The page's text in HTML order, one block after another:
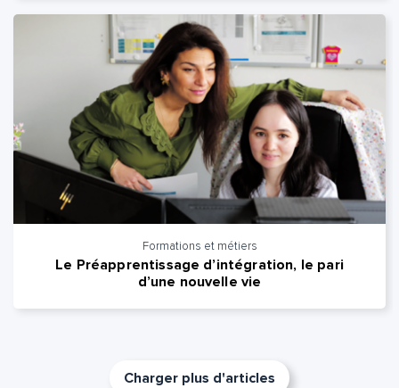
Formations et métiers
Le Préapprentissage d’intégration, le pari
d’une nouvelle vie
Charger plus d'articles